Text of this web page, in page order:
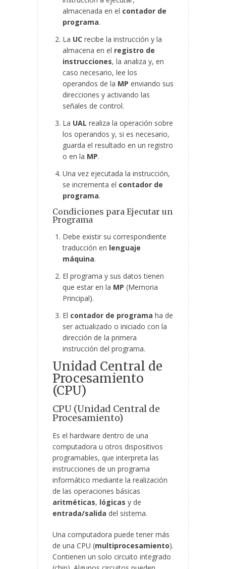
almacenada en el contador de
programa.
La UC recibe la instrucción y la
almacena en el registro de
instrucciones, la analiza y, en
caso necesario, lee los
operandos de la MP enviando sus
direcciones y activando las
señales de control.
La UAL realiza la operación sobre
los operandos y, si es necesario,
guarda el resultado en un registro
o en la MP.
Una vez ejecutada la instrucción,
se incrementa el contador de
programa.
Condiciones para Ejecutar un
Programa
Debe existir su correspondiente
traducción en lenguaje
máquina.
El programa y sus datos tienen
que estar en la MP (Memoria
Principal).
El contador de programa ha de
ser actualizado o iniciado con la
dirección de la primera
instrucción del programa.
Unidad Central de
Procesamiento
(CPU)
CPU (Unidad Central de
Procesamiento)
Es el hardware dentro de una
computadora u otros dispositivos
programables, que interpreta las
instrucciones de un programa
informático mediante la realización
de las operaciones básicas
aritméticas, lógicas y de
entrada/salida del sistema.
Una computadora puede tener más
de una CPU (multiprocesamiento).
Contienen un solo circuito integrado